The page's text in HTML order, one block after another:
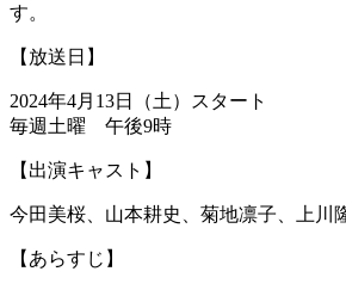
す。
【放送日】
2024年4月13日（土）スタート
毎週土曜 午後9時
【出演キャスト】
今田美桜、山本耕史、菊地凛子、上
【あらすじ】